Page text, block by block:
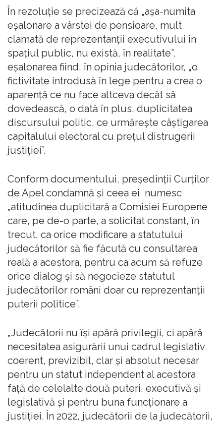
În rezoluţie se precizează că „aşa-numita
eşalonare a vârstei de pensioare, mult
clamată de reprezentanţii executivului în
spaţiul public, nu există, în realitate”,
eşalonarea fiind, în opinia judecătorilor, „o
fictivitate introdusă în lege pentru a crea o
aparenţă ce nu face altceva decât să
dovedească, o dată în plus, duplicitatea
discursului politic, ce urmăreşte câştigarea
capitalului electoral cu preţul distrugerii
justiţiei”.
Conform documentului, preşedinţii Curţilor
de Apel condamnă şi ceea ei numesc
„atitudinea duplicitară a Comisiei Europene
care, pe de-o parte, a solicitat constant, în
trecut, ca orice modificare a statutului
judecătorilor să fie făcută cu consultarea
reală a acestora, pentru ca acum să refuze
orice dialog şi să negocieze statutul
judecătorilor români doar cu reprezentanţii
puterii politice”.
„Judecătorii nu îşi apără privilegii, ci apără
necesitatea asigurării unui cadrul legislativ
coerent, previzibil, clar şi absolut necesar
pentru un statut independent al acestora
faţă de celelalte două puteri, executivă şi
legislativă şi pentru buna funcţionare a
justiţiei. În 2022, judecătorii de la judecătorii,